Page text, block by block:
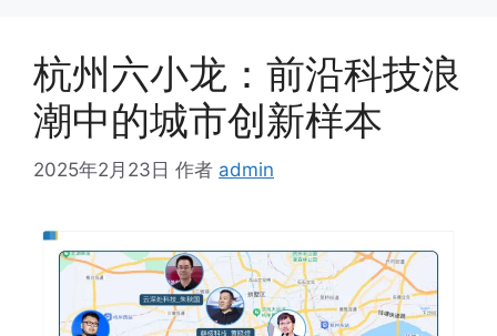
杭州六小龙：前沿科技浪
潮中的城市创新样本
2025年2月23日 作者 admin